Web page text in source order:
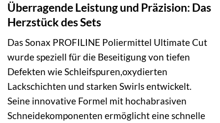
Überragende Leistung und Präzision: Das
Herzstück des Sets
Das Sonax PROFILINE Poliermittel Ultimate Cut
wurde speziell für die Beseitigung von tiefen
Defekten wie Schleifspuren,oxydierten
Lackschichten und starken Swirls entwickelt.
Seine innovative Formel mit hochabrasiven
Schneidekomponenten ermöglicht eine schnelle